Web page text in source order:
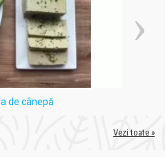
de cânepă
Vezi toate »